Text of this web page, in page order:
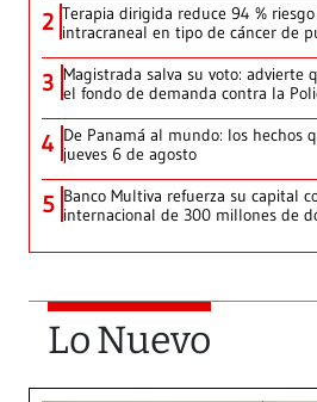
2 Terapia dirigida reduce 94 %
intracraneal en tipo de cáncer de
3 Magistrada salva su voto: advierte
el fondo de demanda contra la
4 De Panamá al mundo: los hechos
jueves 6 de agosto
5 Banco Multiva refuerza su capital
internacional de 300 millones de
Lo Nuevo